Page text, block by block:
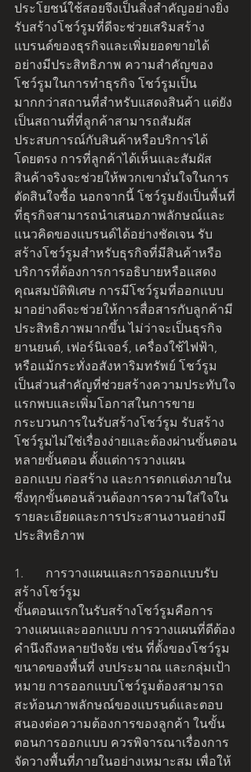
ประโยชน์ใช้สอยจึงเป็นสิ่งสำคัญอย่างยิ่ง
รับสร้างโชว์รูมที่ดีจะช่วยเสริมสร้าง
แบรนด์ของธุรกิจและเพิ่มยอดขายได้
อย่างมีประสิทธิภาพ ความสำคัญของ
โชว์รูมในการทำธุรกิจ โชว์รูมเป็น
มากกว่าสถานที่สำหรับแสดงสินค้า แต่ยัง
เป็นสถานที่ที่ลูกค้าสามารถสัมผัส
ประสบการณ์กับสินค้าหรือบริการได้
โดยตรง การที่ลูกค้าได้เห็นและสัมผัส
สินค้าจริงจะช่วยให้พวกเขามั่นใจในการ
ตัดสินใจซื้อ นอกจากนี้ โชว์รูมยังเป็นพื้นที่
ที่ธุรกิจสามารถนำเสนอภาพลักษณ์และ
แนวคิดของแบรนด์ได้อย่างชัดเจน รับ
สร้างโชว์รูมสำหรับธุรกิจที่มีสินค้าหรือ
บริการที่ต้องการการอธิบายหรือแสดง
คุณสมบัติพิเศษ การมีโชว์รูมที่ออกแบบ
มาอย่างดีจะช่วยให้การสื่อสารกับลูกค้ามี
ประสิทธิภาพมากขึ้น ไม่ว่าจะเป็นธุรกิจ
ยานยนต์, เฟอร์นิเจอร์, เครื่องใช้ไฟฟ้า,
หรือแม้กระทั่งอสังหาริมทรัพย์ โชว์รูม
เป็นส่วนสำคัญที่ช่วยสร้างความประทับใจ
แรกพบและเพิ่มโอกาสในการขาย
กระบวนการในรับสร้างโชว์รูม รับสร้าง
โชว์รูมไม่ใช่เรื่องง่ายและต้องผ่านขั้นตอน
หลายขั้นตอน ตั้งแต่การวางแผน
ออกแบบ ก่อสร้าง และการตกแต่งภายใน
ซึ่งทุกขั้นตอนล้วนต้องการความใส่ใจใน
รายละเอียดและการประสานงานอย่างมี
ประสิทธิภาพ
1.	การวางแผนและการออกแบบรับ
สร้างโชว์รูม
ขั้นตอนแรกในรับสร้างโชว์รูมคือการ
วางแผนและออกแบบ การวางแผนที่ดีต้อง
คำนึงถึงหลายปัจจัย เช่น ที่ตั้งของโชว์รูม
ขนาดของพื้นที่ งบประมาณ และกลุ่มเป้า
หมาย การออกแบบโชว์รูมต้องสามารถ
สะท้อนภาพลักษณ์ของแบรนด์และตอบ
สนองต่อความต้องการของลูกค้า ในขั้น
ตอนการออกแบบ ควรพิจารณาเรื่องการ
จัดวางพื้นที่ภายในอย่างเหมาะสม เพื่อให้